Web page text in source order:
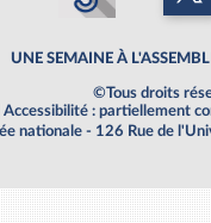
UNE SEMAINE À
©Tous droits
Accessibilité : partiellement
nationale - 126 Rue de